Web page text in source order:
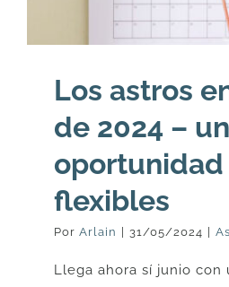
Los astros
de 2024 –
oportunidad
flexibles
Por Arlain 31/05/2024
Llega ahora sí junio con